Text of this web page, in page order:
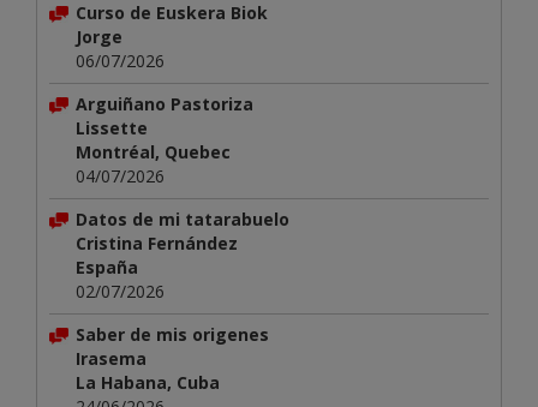
Curso de Euskera Biok
Jorge
06/07/2026
Arguiñano Pastoriza
Lissette
Montréal, Quebec
04/07/2026
Datos de mi tatarabuelo
Cristina Fernández
España
02/07/2026
Saber de mis origenes
Irasema
La Habana, Cuba